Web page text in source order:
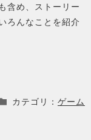
含め、ストーリー
ろんなことを紹介
 カテゴリ： ゲーム